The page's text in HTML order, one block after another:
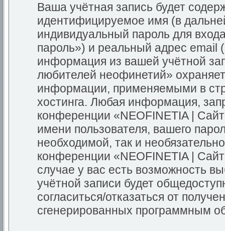
Ваша учётная запись будет
идентифицируемое имя (в
индивидуальный пароль для
пароль») и реальный адрес
информация из вашей учётной
любителей неофинетий»
информации, применяемыми в
хостинга. Любая информация,
конференции «NEOFINETIA |
имени пользователя, вашего
необходимой, так и
конференции «NEOFINETIA |
случае у вас есть возможность
учётной записи будет
согласиться/отказаться от
сгенерированных программным